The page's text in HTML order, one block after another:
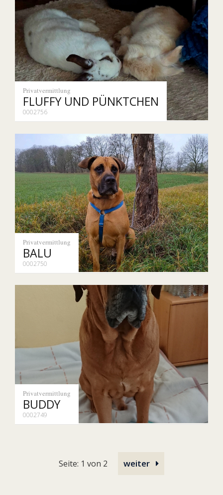
Privatvermittlung
FLUFFY UND PÜNKTCHEN
0002756
Privatvermittlung
BALU
0002750
Privatvermittlung
BUDDY
0002749
Seite: 1 von 2 weiter